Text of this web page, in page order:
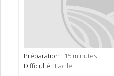
Préparation : 15 minutes
Difficulté : Facile